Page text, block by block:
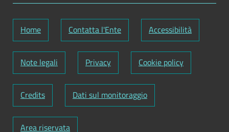
Home Contatta l'Ente Accessibilità
Note legali Privacy Cookie policy
Credits Dati sul monitoraggio
Area riservata